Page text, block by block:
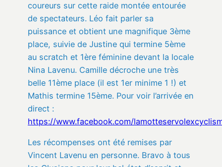
coureurs sur cette raide montée entourée
de spectateurs. Léo fait parler sa
puissance et obtient une magnifique 3ème
place, suivie de Justine qui termine 5ème
au scratch et 1ère féminine devant la locale
Nina Lavenu. Camille décroche une très
belle 11ème place (il est 1er minime 1 !) et
Mathis termine 15ème. Pour voir l’arrivée en
direct :
https://www.facebook.com/
Les récompenses ont été remises par
Vincent Lavenu en personne. Bravo à tous